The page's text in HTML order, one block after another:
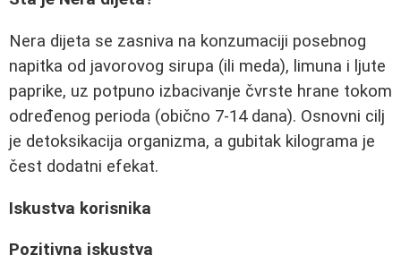
Nera dijeta se zasniva na konzumaciji posebnog
napitka od javorovog sirupa (ili meda), limuna i ljute
paprike, uz potpuno izbacivanje čvrste hrane tokom
određenog perioda (obično 7-14 dana). Osnovni cilj
je detoksikacija organizma, a gubitak kilograma je
čest dodatni efekat.
Iskustva korisnika
Pozitivna iskustva